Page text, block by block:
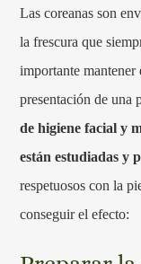
Las coreanas son
la frescura que
importante mantener
presentación de una
de higiene facial y
están estudiadas y
respetuosos con la
conseguir el efecto: